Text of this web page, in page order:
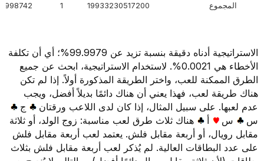
المجموع 19933230517200
0.998742
الاستراتيجية أدناه دقيقة بنسبة تزيد عن 99.9979%؛ أي أن تكلفة
الأخطاء هي 0.0021%. لاستخدام الاستراتيجية، ابحث عن جميع
الطرق الممكنة للعب، واختر الطريقة المذكورة أولاً. إذا لم تكن
هناك طريقة لعب، فهذا يعني أن هناك دائمًا بديلاً أفضل، ويجب
عدم لعبها. على سبيل المثال، إذا كان لدى اللاعب ورقتان
ج
س
س أ
هناك ثلاث طرق لعب مناسبة: زوج الولد، أو ثلاثة
مقابل رويال، أو أربعة مقابل فلش. يعتمد لعب أربعة مقابل فلش
على عدد البطاقات العالية. لم يُذكر لعب أربعة مقابل فلش بثلاث